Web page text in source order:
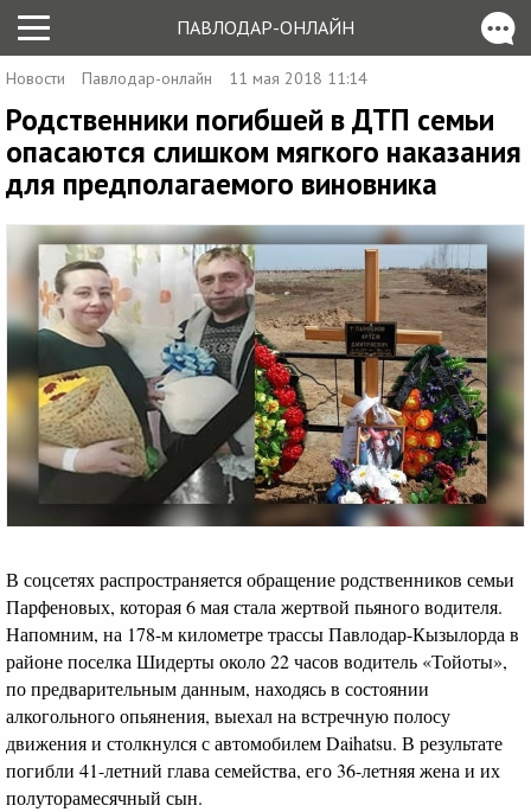
ПАВЛОДАР-ОНЛАЙН
Новости Павлодар-онлайн 11 мая 2018 11:14
Родственники погибшей в ДТП семьи
опасаются слишком мягкого наказания
для предполагаемого виновника
В соцсетях распространяется обращение родственников семьи
Парфеновых, которая 6 мая стала жертвой пьяного водителя.
Напомним, на 178-м километре трассы Павлодар-Кызылорда в
районе поселка Шидерты около 22 часов водитель «Тойоты»,
по предварительным данным, находясь в состоянии
алкогольного опьянения, выехал на встречную полосу
движения и столкнулся с автомобилем Daihatsu. В результате
погибли 41-летний глава семейства, его 36-летняя жена и их
полуторамесячный сын.